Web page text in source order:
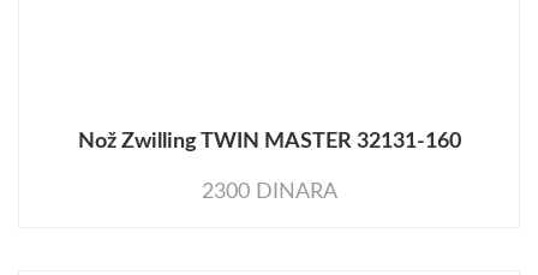
Nož Zwilling TWIN MASTER 32131-160
2300 DINARA